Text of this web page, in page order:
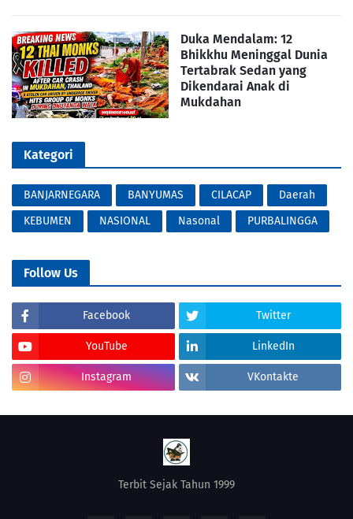
Duka Mendalam: 12
Bhikkhu Meninggal Dunia
Tertabrak Sedan yang
Dikendarai Anak di
Mukdahan
Kategori
BANJARNEGARA BANYUMAS CILACAP
Daerah
KEBUMEN
NASIONAL Nasonal PURBALINGGA
Follow Us
Facebook Twitter
YouTube LinkedIn
Instagram VKontakte
Terbit Sejak Tahun 1999